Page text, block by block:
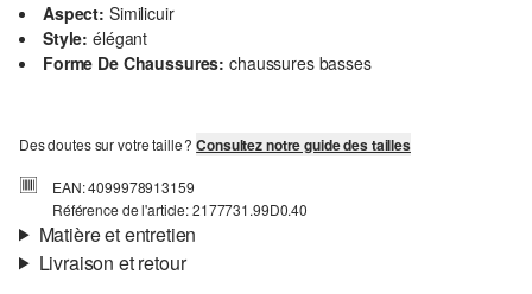
Aspect: Similicuir
Style: élégant
Forme De Chaussures: chaussures basses
Des doutes sur votre taille ?Consultez notre guide des tailles
EAN: 4099978913159
Référence de l'article: 2177731.99D0.40
Matière et entretien
Livraison et retour